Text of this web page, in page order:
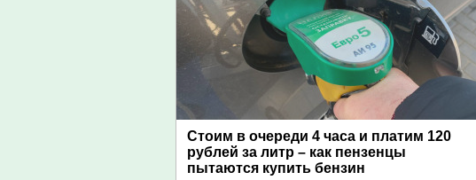
Стоим в очереди 4 часа и платим 120
рублей за литр – как пензенцы
пытаются купить бензин